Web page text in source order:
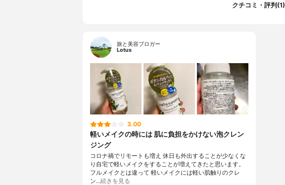
クチコミ・評判(1)
旅と美容ブロガー
Lotus
3.00
軽いメイクの時には 肌に負担をかけない泡クレン
ジング
コロナ禍でリモートも増え 休日も外出することが少なくな
り自宅で軽いメイクをすることが増えてきたと思います。
フルメイクとは違って 軽いメイクには軽い肌触りのクレ
ン…続きを見る